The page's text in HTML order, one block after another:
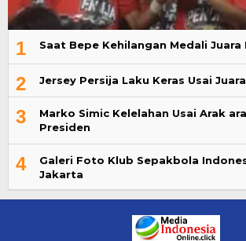
1 Saat Bepe Kehilangan Medali Juara
2 Jersey Persija Laku Keras Usai
3
Marko Simic Kelelahan Usai Arak
Presiden
4
Galeri Foto Klub Sepakbola
Jakarta